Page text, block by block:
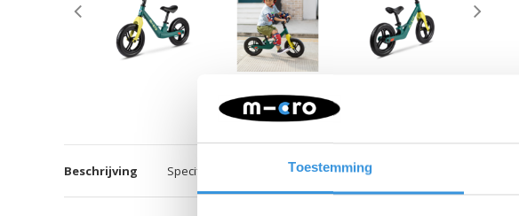
Toestemming
Beschrijving Specificaties